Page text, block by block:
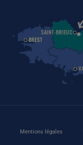
Mentions légales